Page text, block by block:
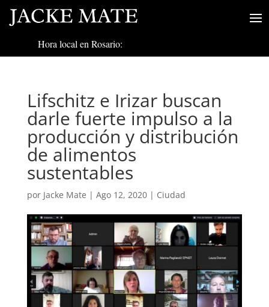
Hora local en Rosario:
Lifschitz e Irizar buscan
darle fuerte impulso a la
producción y distribución
de alimentos
sustentables
por Jacke Mate | Ago 12, 2020| Ciudad